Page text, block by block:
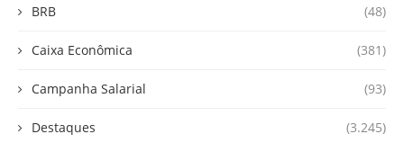
BRB (48)
Caixa Econômica (381)
Campanha Salarial (93)
Destaques (3.245)